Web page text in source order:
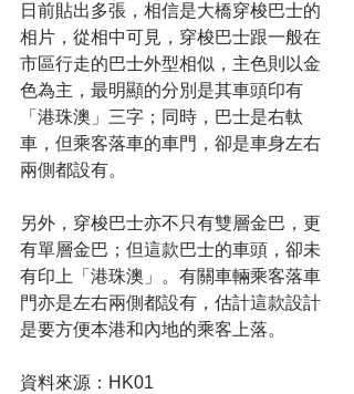
日前貼出多張，相信是大橋穿梭巴士的
相片，從相中可見，穿梭巴士跟一般在
市區行走的巴士外型相似，主色則以金
色為主，最明顯的分別是其車頭印有
「港珠澳」三字；同時，巴士是右軚
車，但乘客落車的車門，卻是車身左右
兩側都設有。
另外，穿梭巴士亦不只有雙層金巴，更
有單層金巴；但這款巴士的車頭，卻未
有印上「港珠澳」。有關車輛乘客落車
門亦是左右兩側都設有，估計這款設計
是要方便本港和內地的乘客上落。
資料來源：HK01